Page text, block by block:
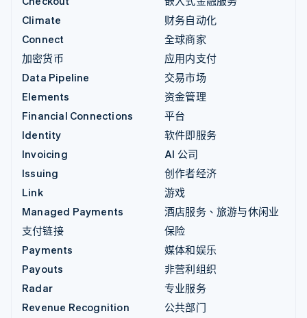
Climate
Connect
加密货币
Data Pipeline
Elements
Financial Connections
Identity
Invoicing
Issuing
Link
Managed Payments
支付链接
Payments
Payouts
Radar
Revenue Recognition
财务自动化
全球商家
应用内支付
交易市场
资金管理
平台
软件即服务
AI 公司
创作者经济
游戏
酒店服务、旅游与休闲业
保险
媒体和娱乐
非营利组织
专业服务
公共部门